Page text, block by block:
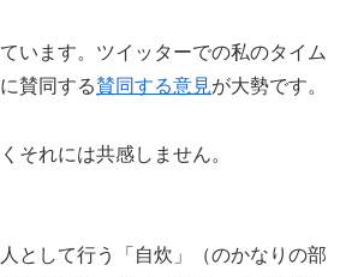
います。ツイッターでの私のタイム
賛同する賛同する意見が大勢です。
それには共感しません。
として行う「自炊」（のかなりの部